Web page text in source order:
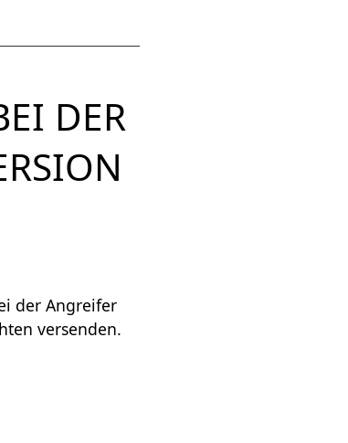
DER
der Angreifer
versenden.